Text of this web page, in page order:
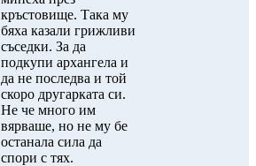
кръстовище. Така му
бяха казали грижливи
съседки. За да
подкупи архангела и
да не последва и той
скоро другарката си.
Не че много им
вярваше, но не му бе
останала сила да
спори с тях.